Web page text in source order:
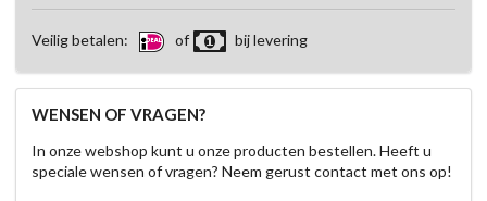
Veilig betalen: of bij levering
WENSEN OF VRAGEN?
In onze webshop kunt u onze producten bestellen. Heeft u
speciale wensen of vragen? Neem gerust contact met ons op!